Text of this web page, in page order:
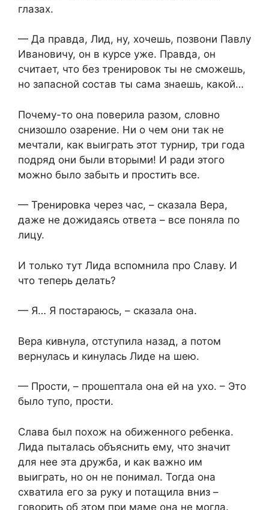
глазах.
— Да правда, Лид, ну, хочешь, позвони Павлу
Ивановичу, он в курсе уже. Правда, он
считает, что без тренировок ты не сможешь,
но запасной состав ты сама знаешь, какой…
Почему-то она поверила разом, словно
снизошло озарение. Ни о чем они так не
мечтали, как выиграть этот турнир, три года
подряд они были вторыми! И ради этого
можно было забыть и простить все.
— Тренировка через час, – сказала Вера,
даже не дожидаясь ответа – все поняла по
лицу.
И только тут Лида вспомнила про Славу. И
что теперь делать?
— Я… Я постараюсь, – сказала она.
Вера кивнула, отступила назад, а потом
вернулась и кинулась Лиде на шею.
— Прости, – прошептала она ей на ухо. – Это
было тупо, прости.
Слава был похож на обиженного ребенка.
Лида пыталась объяснить ему, что значит
для нее эта дружба, и как важно им
выиграть, но он не понимал. Тогда она
схватила его за руку и потащила вниз –
говорить об этом при маме она не могла.